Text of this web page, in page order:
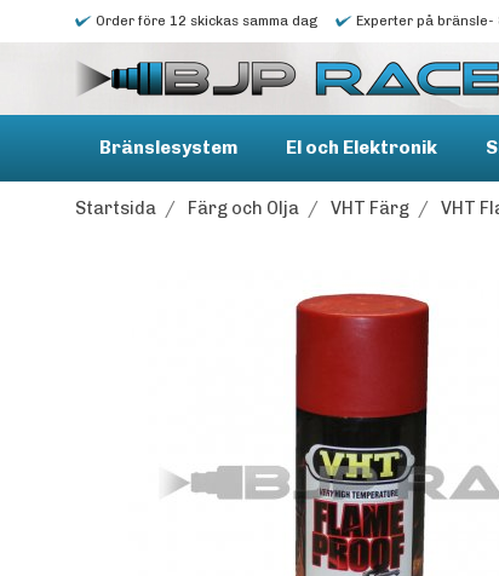
Order före 12 skickas samma dag Experter på bränsle-
Bränslesystem El och Elektronik
Startsida / Färg och Olja / VHT Färg / VHT